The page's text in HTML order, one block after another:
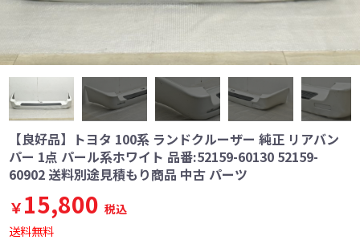
【良好品】トヨタ 100系 ランドクルーザー 純正 リアバン
パー 1点 パール系ホワイト 品番:52159-60130 52159-
60902 送料別途見積もり商品 中古 パーツ
￥15,800 税込
送料無料